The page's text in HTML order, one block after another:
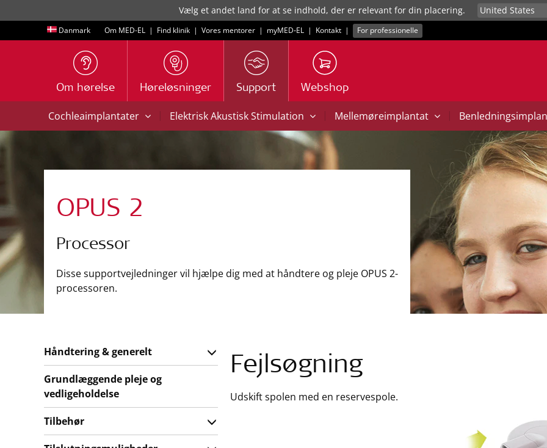
Vælg et andet land for at se indhold, der er relevant for din placering.
Danmark Om MED-EL | Find klinik | Vores mentorer | myMED‑EL | Kontakt | For professionelle
Om hørelse Høreløsninger Support Webshop
Cochleaimplantater | Elektrisk Akustisk Stimulation | Mellemøreimplantat |
OPUS 2
Processor
Disse supportvejledninger vil hjælpe dig med at håndtere og pleje OPUS 2-
processoren.
Fejlsøgning
Udskift spolen med en reservespole.
Håndtering & generelt
Grundlæggende pleje og
vedligeholdelse
Tilbehør